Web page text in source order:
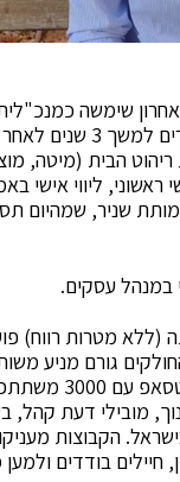
שימשה
הוקמה ב- 2018 ומספקת מעטפת שירותים
הבית (מיטה,
ליווי אישי
שניר, שמהיום
במנהל עסקים.
שמול. העמותה (ללא מטרות
גורם מניע
חברתית, לצד פעילות עסקית.
מובילי דעת קהל,
הקבוצות
חיילים בודדים